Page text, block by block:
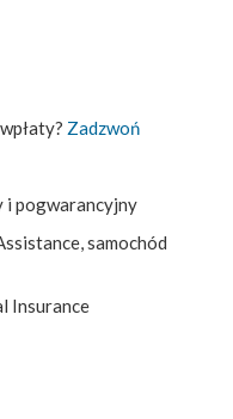
Zadzwoń
i pogwarancyjny
samochód
Insurance